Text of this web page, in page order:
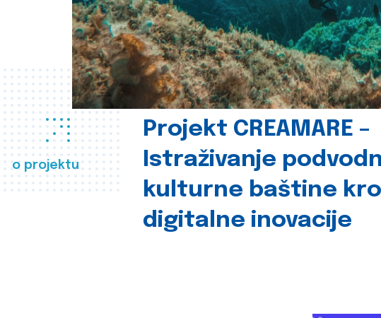
o projektu
Projekt CREAMARE –
Istraživanje
kulturne baštine
digitalne inovacije